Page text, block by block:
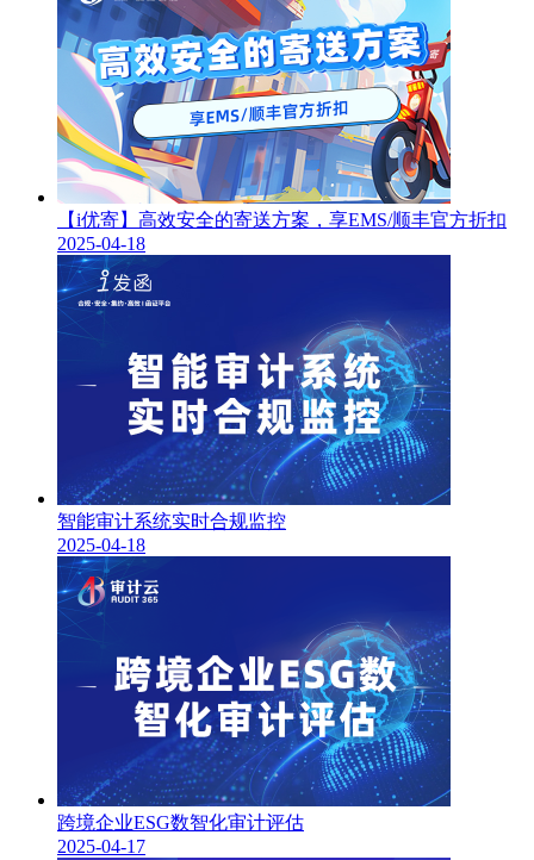
【i优寄】高效安全的寄送方案，享EMS/顺丰官方折扣
2025-04-18
智能审计系统实时合规监控
2025-04-18
跨境企业ESG数智化审计评估
2025-04-17